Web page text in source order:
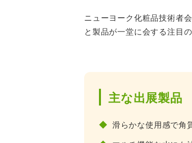
ニューヨーク化粧品技術者
と製品が一堂に会する注目
主な出展製品
◆ 滑らかな使用感で角